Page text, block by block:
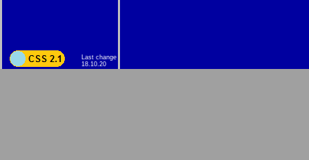
Last change
18.10.20